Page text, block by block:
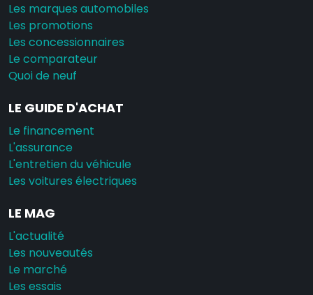
Les marques automobiles
Les promotions
Les concessionnaires
Le comparateur
Quoi de neuf
LE GUIDE D'ACHAT
Le financement
L'assurance
L'entretien du véhicule
Les voitures électriques
LE MAG
L'actualité
Les nouveautés
Le marché
Les essais